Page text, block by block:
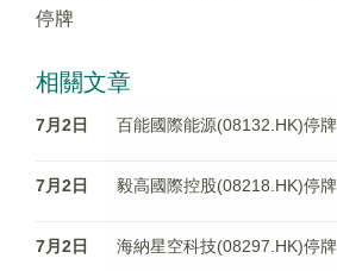
停牌
相關文章
7月2日 百能國際能源(08132.HK)停牌
7月2日 毅高國際控股(08218.HK)停牌
7月2日 海納星空科技(08297.HK)停牌